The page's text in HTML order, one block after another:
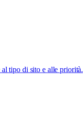
tipo di sito e alle priorità.